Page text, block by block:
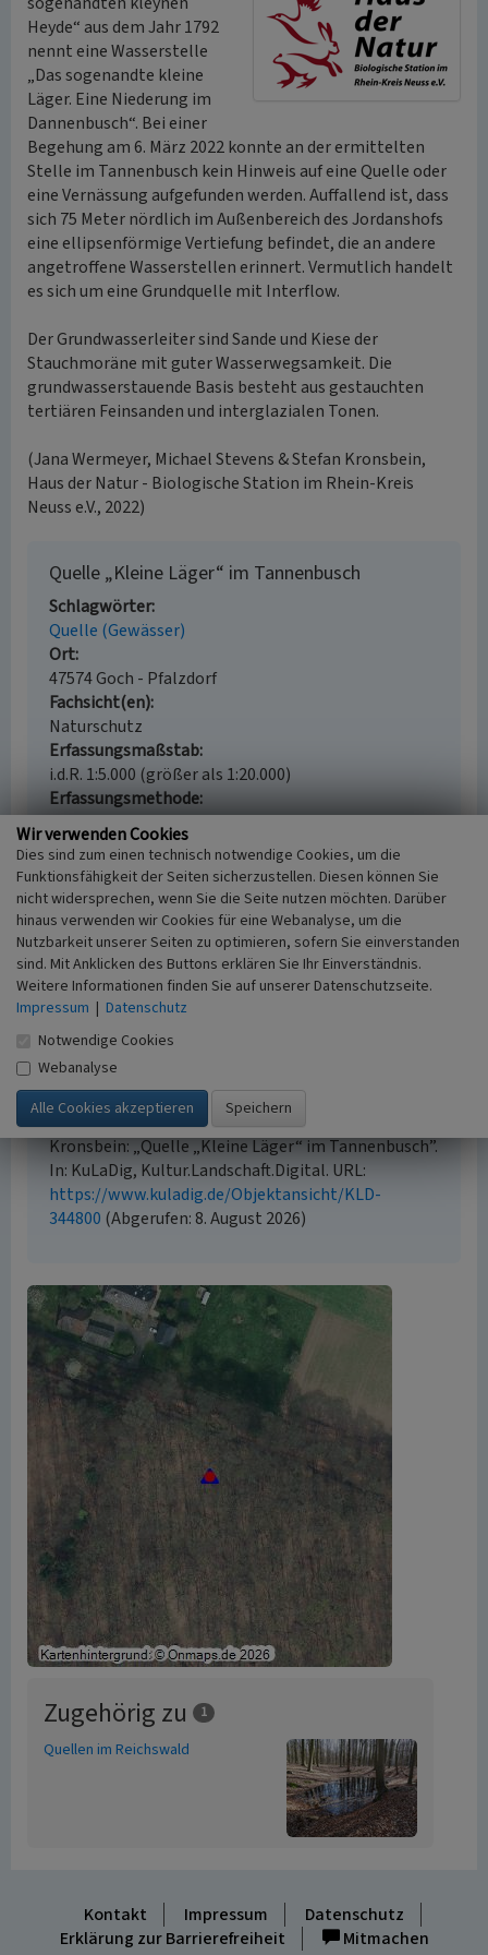
Heyde“ aus dem Jahr 1792
nennt eine Wasserstelle
„Das sogenandte kleine
Läger. Eine Niederung im
Dannenbusch“. Bei einer
Begehung am 6. März 2022 konnte an der ermittelten
Stelle im Tannenbusch kein Hinweis auf eine Quelle oder
eine Vernässung aufgefunden werden. Auffallend ist, dass
sich 75 Meter nördlich im Außenbereich des Jordanshofs
eine ellipsenförmige Vertiefung befindet, die an andere
angetroffene Wasserstellen erinnert. Vermutlich handelt
es sich um eine Grundquelle mit Interflow.
Der Grundwasserleiter sind Sande und Kiese der
Stauchmoräne mit guter Wasserwegsamkeit. Die
grundwasserstauende Basis besteht aus gestauchten
tertiären Feinsanden und interglazialen Tonen.
(Jana Wermeyer, Michael Stevens & Stefan Kronsbein,
Haus der Natur - Biologische Station im Rhein-Kreis
Neuss e.V., 2022)
Quelle „Kleine Läger“ im Tannenbusch
Schlagwörter
Quelle (Gewässer)
Ort
47574 Goch - Pfalzdorf
Fachsicht(en)
Naturschutz
Erfassungsmaßstab
i.d.R. 1:5.000 (größer als 1:20.000)
Erfassungsmethode
Literaturauswertung
Empfohlene Zitierweise
Urheberrechtlicher Hinweis
Der hier präsentierte Inhalt steht unter der freien
Lizenz CC BY 4.0 (Namensnennung). Die angezeigten
urheberrechtlichen Bedingungen, die an diesen
ausgewiesen sind.
Empfohlene Zitierweise
Jana Wermeyer, Michael Stevens & Stefan
Kronsbein: „Quelle „Kleine Läger“ im Tannenbusch”.
In: KuLaDig, Kultur.Landschaft.Digital. URL:
https://www.kuladig.de/Objektansicht/KLD-
344800 (Abgerufen: 8. August 2026)
Zugehörig zu 1
Quellen im Reichswald
Kontakt Impressum
Datenschutz
Erklärung zur Barrierefreiheit
Mitmachen
Wir verwenden Cookies
Dies sind zum einen technisch notwendige Cookies, um die
Funktionsfähigkeit der Seiten sicherzustellen. Diesen können Sie
nicht widersprechen, wenn Sie die Seite nutzen möchten. Darüber
hinaus verwenden wir Cookies für eine Webanalyse, um die
Nutzbarkeit unserer Seiten zu optimieren, sofern Sie einverstanden
sind. Mit Anklicken des Buttons erklären Sie Ihr Einverständnis.
Weitere Informationen finden Sie auf unserer Datenschutzseite.
Impressum | Datenschutz
Notwendige Cookies
Webanalyse